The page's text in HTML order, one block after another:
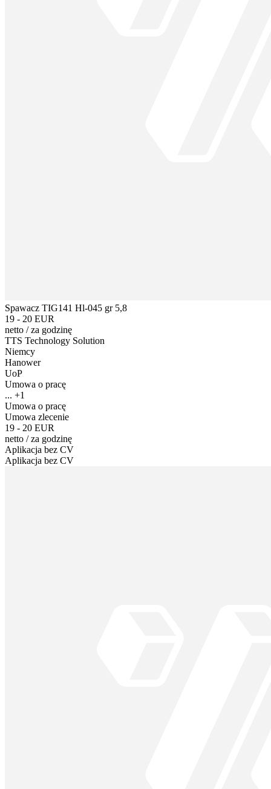
Spawacz TIG141 Hl-045 gr 5,8
19 - 20 EUR
netto /za godzinę
TTS Technology Solution
Niemcy
Hanower
UoP
Umowa o pracę
... +1
Umowa o pracę
Umowa zlecenie
19 - 20 EUR
netto /za godzinę
Aplikacja bez CV
Aplikacja bez CV